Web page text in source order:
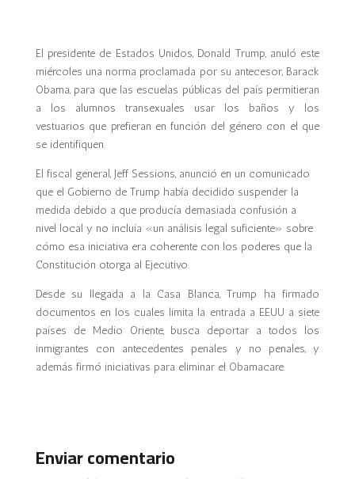
El presidente de Estados Unidos, Donald Trump, anuló este
miércoles una norma proclamada por su antecesor, Barack
Obama, para que las escuelas públicas del país permitieran
a los alumnos transexuales usar los baños y los
vestuarios que prefieran en función del género con el que
se identifiquen.
El fiscal general, Jeff Sessions, anunció en un comunicado
que el Gobierno de Trump había decidido suspender la
medida debido a que producía demasiada confusión a
nivel local y no incluía «un análisis legal suficiente» sobre
cómo esa iniciativa era coherente con los poderes que la
Constitución otorga al Ejecutivo.
Desde su llegada a la Casa Blanca, Trump ha firmado
documentos en los cuales limita la entrada a EEUU a siete
países de Medio Oriente, busca deportar a todos los
inmigrantes con antecedentes penales y no penales, y
además firmó iniciativas para eliminar el Obamacare.
Enviar comentario